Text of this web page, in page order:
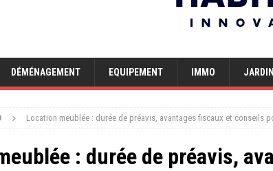
DÉMÉNAGEMENT EQUIPEMENT IMMO JARDIN
Location meublée : durée de préavis, avantages fiscaux et conseils
: durée de préavis,